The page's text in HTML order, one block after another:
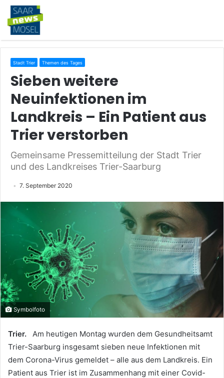
Stadt Trier Themen des Tages
Sieben weitere
Neuinfektionen im
Landkreis – Ein Patient aus
Trier verstorben
Gemeinsame Pressemitteilung der Stadt Trier
und des Landkreises Trier-Saarburg
7. September 2020
Symbolfoto
Trier. Am heutigen Montag wurden dem Gesundheitsamt
Trier-Saarburg insgesamt sieben neue Infektionen mit
dem Corona-Virus gemeldet – alle aus dem Landkreis. Ein
Patient aus Trier ist im Zusammenhang mit einer Covid-